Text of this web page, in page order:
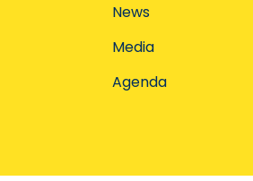
News
Media
Agenda